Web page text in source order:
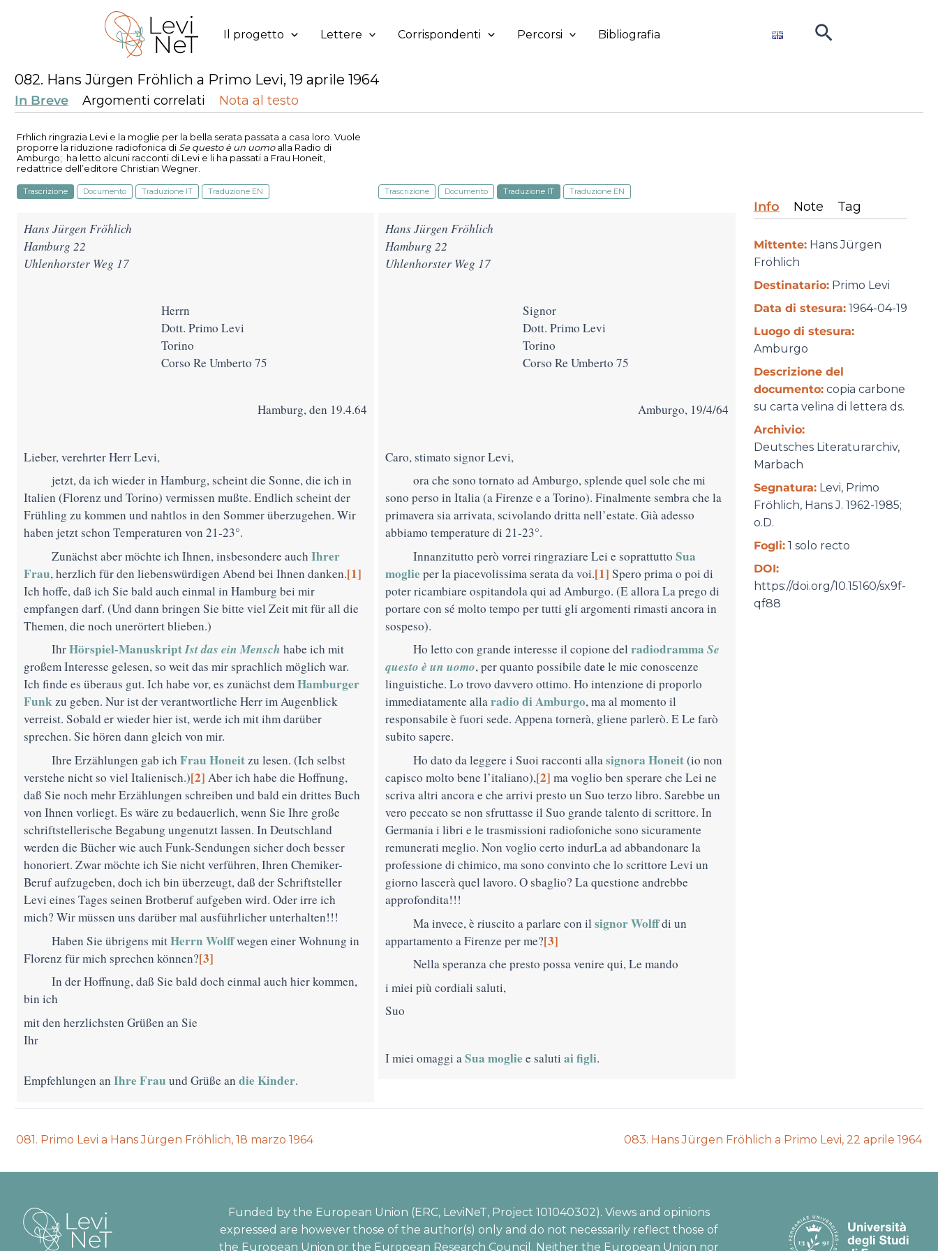
Il progetto Lettere Corrispondenti Percorsi Bibliografia Cerca
082. Hans Jürgen Fröhlich a Primo Levi, 19 aprile 1964
In Breve Argomenti correlati Nota al testo
Frӧhlich ringrazia Levi e la moglie per la bella serata passata a casa loro. Vuole
proporre la riduzione radiofonica di Se questo è un uomoalla Radio di
Amburgo; ha letto alcuni racconti di Levi e li ha passati a Frau Honeit,
redattrice dell’editore Christian Wegner.
Trascrizione Documento Traduzione IT Traduzione EN
Hans Jürgen Fröhlich
Hamburg 22
Uhlenhorster Weg 17
Herrn
Dott. Primo Levi
Torino
Corso Re Umberto 75
Hamburg, den 19.4.64
Lieber, verehrter Herr Levi,
jetzt, da ich wieder in Hamburg, scheint die Sonne, die ich in
Italien (Florenz und Torino) vermissen mußte. Endlich scheint der
Frühling zu kommen und nahtlos in den Sommer überzugehen. Wir
haben jetzt schon Temperaturen von 21-23°.
Zunächst aber möchte ich Ihnen, insbesondere auch Ihrer
Frau, herzlich für den liebenswürdigen Abend bei Ihnen danken.[1]
Ich hoffe, daß ich Sie bald auch einmal in Hamburg bei mir
empfangen darf. (Und dann bringen Sie bitte viel Zeit mit für all die
Themen, die noch unerörtert blieben.)
IhrHörspiel-ManuskriptIst das ein Mensch habe ich mit
großem Interesse gelesen, so weit das mir sprachlich möglich war.
Ich finde es überaus gut. Ich habe vor, es zunächst demHamburger
Funkzu geben. Nur ist der verantwortliche Herr im Augenblick
verreist. Sobald er wieder hier ist, werde ich mit ihm darüber
sprechen. Sie hören dann gleich von mir.
Ihre Erzählungen gab ich Frau Honeitzu lesen. (Ich selbst
verstehe nicht so viel Italienisch.)[2] Aber ich habe die Hoffnung,
daß Sie noch mehr Erzählungen schreiben und bald ein drittes Buch
von Ihnen vorliegt. Es wäre zu bedauerlich, wenn Sie Ihre große
schriftstellerische Begabung ungenutzt lassen. In Deutschland
werden die Bücher wie auch Funk-Sendungen sicher doch besser
honoriert. Zwar möchte ich Sie nicht verführen, Ihren Chemiker-
Beruf aufzugeben, doch ich bin überzeugt, daß der Schriftsteller
Levi eines Tages seinen Brotberuf aufgeben wird. Oder irre ich
mich? Wir müssen uns darüber mal ausführlicher unterhalten!!!
Haben Sie übrigens mitHerrn Wolffwegen einer Wohnung in
Florenz für mich sprechen können?[3]
In der Hoffnung, daß Sie bald doch einmal auch hier kommen,
bin ich
mit den herzlichsten Grüßen an Sie
Ihr
Empfehlungen an Ihre Frau und Grüße an die Kinder.
Trascrizione Documento Traduzione IT Traduzione EN
Hans Jürgen Fröhlich
Hamburg 22
Uhlenhorster Weg 17
Signor
Dott. Primo Levi
Torino
Corso Re Umberto 75
Amburgo, 19/4/64
Caro, stimato signor Levi,
ora che sono tornato ad Amburgo, splende quel sole che mi
sono perso in Italia (a Firenze e a Torino). Finalmente sembra che la
primavera sia arrivata, scivolando dritta nell’estate. Già adesso
abbiamo temperature di 21-23°.
Innanzitutto però vorrei ringraziare Lei e soprattutto Sua
moglie per la piacevolissima serata da voi.[1] Spero prima o poi di
poter ricambiare ospitandolaqui ad Amburgo. (E allora La prego di
portare con sé molto tempo per tutti gli argomenti rimasti ancora in
sospeso).
Ho letto con grande interesse il copione del radiodramma Se
questo è un uomo, per quanto possibile date le mie conoscenze
linguistiche. Lo trovo davvero ottimo. Ho intenzione di proporlo
immediatamente allaradio di Amburgo, ma al momento il
responsabile è fuori sede. Appena tornerà, gliene parlerò. E Le farò
subito sapere.
Ho dato da leggere i Suoi racconti allasignora Honeit(io non
capisco molto bene l’italiano),[2] ma voglio ben sperare che Lei ne
scriva altri ancorae che arrivi presto un Suo terzo libro. Sarebbe un
vero peccato se non sfruttasse il Suo grande talento di scrittore. In
Germania i libri e le trasmissioni radiofoniche sono sicuramente
remunerati meglio. Non voglio certo indurLaad abbandonare la
professione di chimico, ma sono convinto che lo scrittore Levi un
giorno lascerà quel lavoro. O sbaglio? La questione andrebbe
approfondita!!!
Ma invece, è riuscito a parlare con il signor Wolffdi un
appartamento a Firenze per me?[3]
Nella speranza che presto possa venire qui, Le mando
i miei più cordiali saluti,
Suo
I miei omaggi a Sua moglie e saluti aifigli.
Info Note Tag
Mittente:Hans Jürgen
Fröhlich
Destinatario:Primo Levi
Data di stesura:1964-04-19
Luogo di stesura:
Amburgo
Descrizione del
documento: copia carbone
su carta velina di lettera ds.
Archivio:
Deutsches Literaturarchiv,
Marbach
Segnatura:Levi, Primo
Frӧhlich, Hans J. 1962-1985;
o.D.
Fogli:1 solo recto
DOI:
https://doi.org/10.15160/sx9f-
qf88
Previous
081. Primo Levi a Hans Jürgen Fröhlich, 18 marzo 1964
Next
083. Hans Jürgen Fröhlich a Primo Levi, 22 aprile 1964
Funded by the European Union (ERC, LeviNeT, Project 101040302). Views and opinions
expressed are however those of the author(s) only and do not necessarily reflect those of
the European Union or the European Research Council. Neither the European Union nor